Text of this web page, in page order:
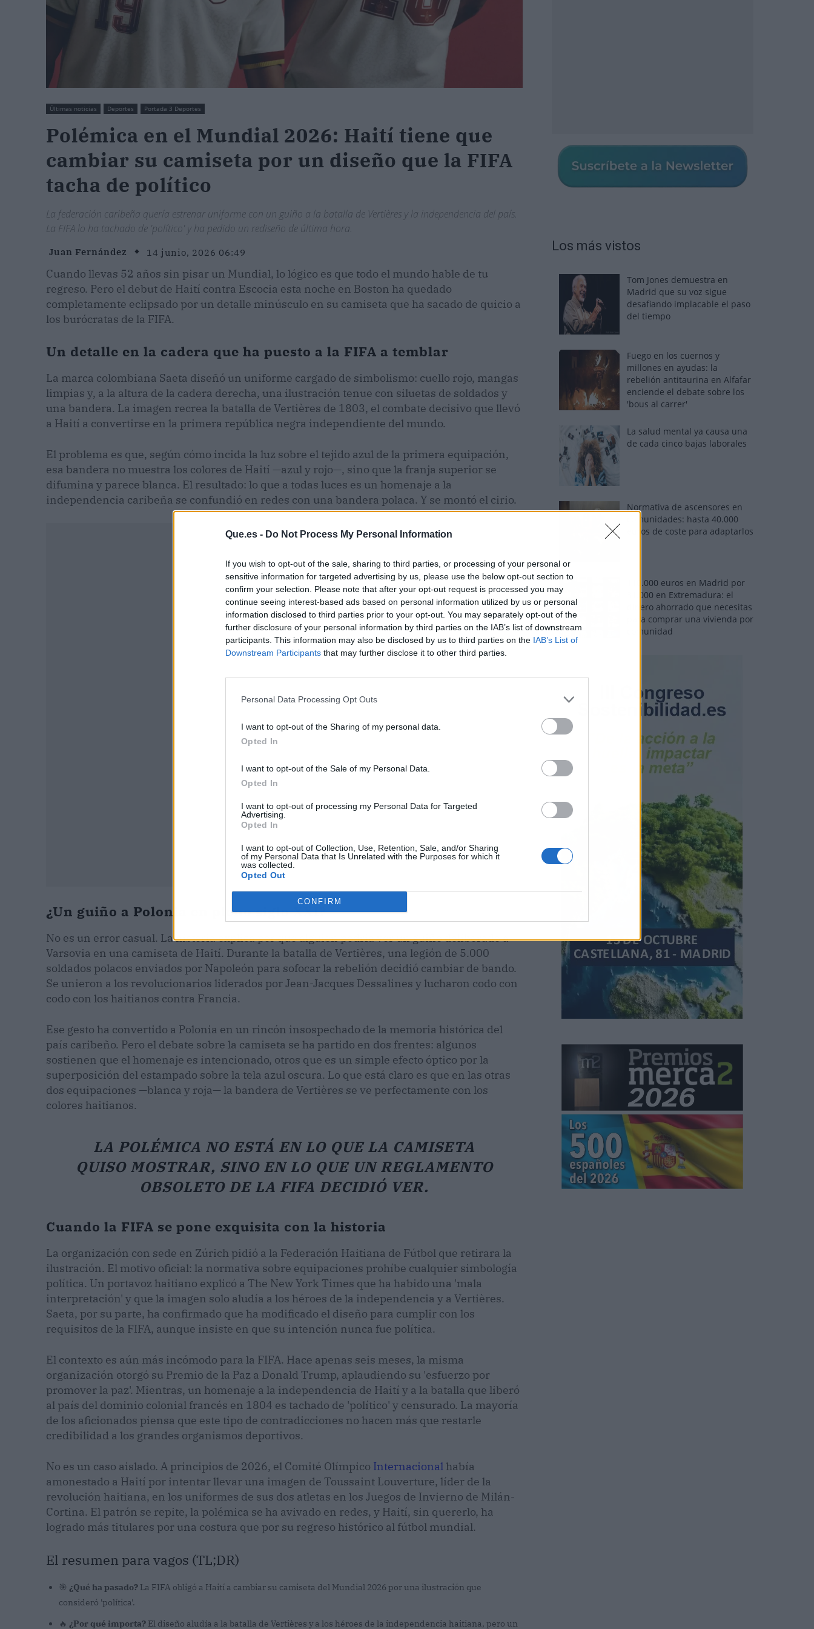
Que.es - Do Not Process My Personal Information
If you wish to opt-out of the sale, sharing to third parties, or processing of your personal or
sensitive information for targeted advertising by us, please use the below opt-out section to
confirm your selection. Please note that after your opt-out request is processed you may
continue seeing interest-based ads based on personal information utilized by us or personal
information disclosed to third parties prior to your opt-out. You may separately opt-out of the
further disclosure of your personal information by third parties on the IAB’s list of downstream
participants. This information may also be disclosed by us to third parties on the IAB’s List of
Downstream Participants that may further disclose it to other third parties.
Personal Data Processing Opt Outs
I want to opt-out of the Sharing of my personal data.
Opted In
I want to opt-out of the Sale of my Personal Data.
Opted In
I want to opt-out of processing my Personal Data for Targeted
Advertising.
Opted In
I want to opt-out of Collection, Use, Retention, Sale, and/or Sharing
of my Personal Data that Is Unrelated with the Purposes for which it
was collected.
Opted Out
CONFIRM
Últimas noticias Deportes Portada 3 Deportes
Polémica en el Mundial 2026: Haití tiene que
cambiar su camiseta por un diseño que la FIFA
tacha de político
La federación caribeña quería estrenar uniforme con un guiño a la batalla de Vertières y la independencia del país.
La FIFA lo ha tachado de 'político' y ha pedido un rediseño de última hora.
Juan Fernández 14 junio, 2026 06:49
Cuando llevas 52 años sin pisar un Mundial, lo lógico es que todo el mundo hable de tu
regreso. Pero el debut de Haití contra Escocia esta noche en Boston ha quedado
completamente eclipsado por un detalle minúsculo en su camiseta que ha sacado de quicio a
los burócratas de la FIFA.
Un detalle en la cadera que ha puesto a la FIFA a temblar
La marca colombiana Saeta diseñó un uniforme cargado de simbolismo: cuello rojo, mangas
limpias y, a la altura de la cadera derecha, una ilustración tenue con siluetas de soldados y
una bandera. La imagen recrea la batalla de Vertières de 1803, el combate decisivo que llevó
a Haití a convertirse en la primera república negra independiente del mundo.
El problema es que, según cómo incida la luz sobre el tejido azul de la primera equipación,
esa bandera no muestra los colores de Haití —azul y rojo—, sino que la franja superior se
difumina y parece blanca. El resultado: lo que a todas luces es un homenaje a la
independencia caribeña se confundió en redes con una bandera polaca. Y se montó el cirio.
Publicidad
¿Un guiño a Polonia en pleno siglo XXI?
No es un error casual. La historia explica por qué alguien podría ver un guiño deliberado a
Varsovia en una camiseta de Haití. Durante la batalla de Vertières, una legión de 5.000
soldados polacos enviados por Napoleón para sofocar la rebelión decidió cambiar de bando.
Se unieron a los revolucionarios liderados por Jean-Jacques Dessalines y lucharon codo con
codo con los haitianos contra Francia.
Ese gesto ha convertido a Polonia en un rincón insospechado de la memoria histórica del
país caribeño. Pero el debate sobre la camiseta se ha partido en dos frentes: algunos
sostienen que el homenaje es intencionado, otros que es un simple efecto óptico por la
superposición del estampado sobre la tela azul oscura. Lo que está claro es que en las otras
dos equipaciones —blanca y roja— la bandera de Vertières se ve perfectamente con los
colores haitianos.
LA POLÉMICA NO ESTÁ EN LO QUE LA CAMISETA
QUISO MOSTRAR, SINO EN LO QUE UN REGLAMENTO
OBSOLETO DE LA FIFA DECIDIÓ VER.
Cuando la FIFA se pone exquisita con la historia
La organización con sede en Zúrich pidió a la Federación Haitiana de Fútbol que retirara la
ilustración. El motivo oficial: la normativa sobre equipaciones prohíbe cualquier simbología
política. Un portavoz haitiano explicó a The New York Times que ha habido una 'mala
interpretación' y que la imagen solo aludía a los héroes de la independencia y a Vertières.
Saeta, por su parte, ha confirmado que ha modificado el diseño para cumplir con los
requisitos de la FIFA, aunque insiste en que su intención nunca fue política.
El contexto es aún más incómodo para la FIFA. Hace apenas seis meses, la misma
organización otorgó su Premio de la Paz a Donald Trump, aplaudiendo su 'esfuerzo por
promover la paz'. Mientras, un homenaje a la independencia de Haití y a la batalla que liberó
al país del dominio colonial francés en 1804 es tachado de 'político' y censurado. La mayoría
de los aficionados piensa que este tipo de contradicciones no hacen más que restarle
credibilidad a los grandes organismos deportivos.
No es un caso aislado. A principios de 2026, el Comité Olímpico Internacional había
amonestado a Haití por intentar llevar una imagen de Toussaint Louverture, líder de la
revolución haitiana, en los uniformes de sus dos atletas en los Juegos de Invierno de Milán-
Cortina. El patrón se repite, la polémica se ha avivado en redes, y Haití, sin quererlo, ha
logrado más titulares por una costura que por su regreso histórico al fútbol mundial.
El resumen para vagos (TL;DR)
🎯 ¿Qué ha pasado? La FIFA obligó a Haití a cambiar su camiseta del Mundial 2026 por una ilustración que
consideró 'política'.
🔥 ¿Por qué importa? El diseño aludía a la batalla de Vertières y a los héroes de la independencia haitiana, pero un
Los más vistos
Tom Jones demuestra en
Madrid que su voz sigue
desafiando implacable el paso
del tiempo
Fuego en los cuernos y
millones en ayudas: la
rebelión antitaurina en Alfafar
enciende el debate sobre los
'bous al carrer'
La salud mental ya causa una
de cada cinco bajas laborales
Normativa de ascensores en
comunidades: hasta 40.000
euros de coste para adaptarlos
110.000 euros en Madrid por
31.000 en Extremadura: el
dinero ahorrado que necesitas
para comprar una vivienda por
comunidad